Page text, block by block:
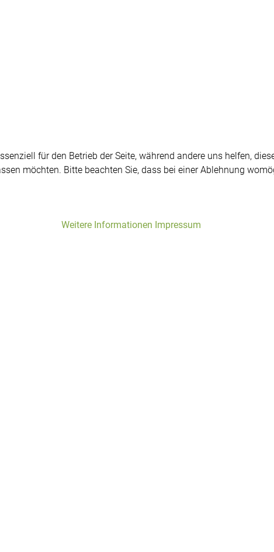
für den Betrieb der Seite, während andere uns helfen,
möchten. Bitte beachten Sie, dass bei einer Ablehnung
Weitere Informationen Impressum